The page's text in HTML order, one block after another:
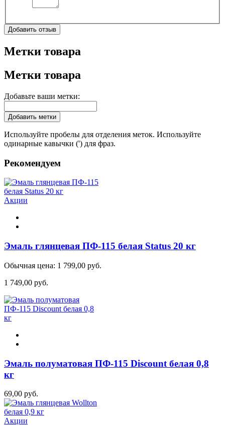
Добавить отзыв
Метки товара
Метки товара
Добавьте ваши метки:
Добавить метки
Используйте пробелы для отделения меток. Используйте
одинарные кавычки (') для фраз.
Рекомендуем
Акции
Эмаль глянцевая ПФ-115 белая Status 20 кг
Обычная цена: 1 799,00 руб.
1 749,00 руб.
Эмаль полуматовая ПФ-115 Discount белая 0,8
кг
69,00 руб.
Акции